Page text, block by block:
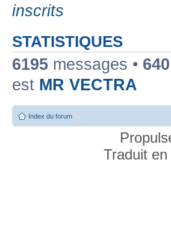
inscrits
STATISTIQUES
6195 messages • 640
est MR VECTRA
Index du forum
Traduit